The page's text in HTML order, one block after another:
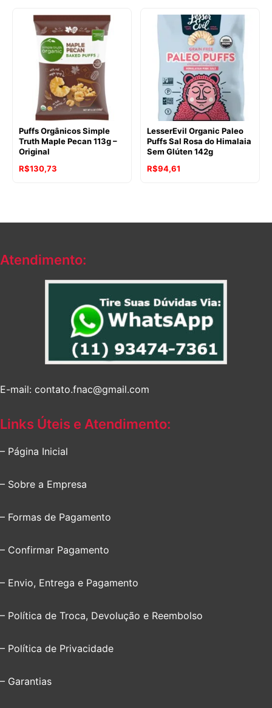
original
R$113,82.
atual
é:
R$91,56.
Puffs Orgânicos Simple
Truth Maple Pecan 113g –
Original
R$130,73
LesserEvil Organic Paleo
Puffs Sal Rosa do Himalaia
Sem Glúten 142g
O
R$94,61
Atendimento:
E-mail: contato.fnac@gmail.com
Links Úteis e Atendimento:
– Página Inicial
– Sobre a Empresa
– Formas de Pagamento
– Confirmar Pagamento
– Envio, Entrega e Pagamento
– Política de Troca, Devolução e Reembolso
– Política de Privacidade
– Garantias